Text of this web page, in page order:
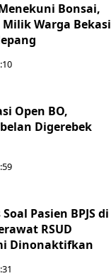
Bonsai,
Warga Bekasi
Open BO,
Digerebek
Pasien BPJS di
RSUD
Dinonaktifkan